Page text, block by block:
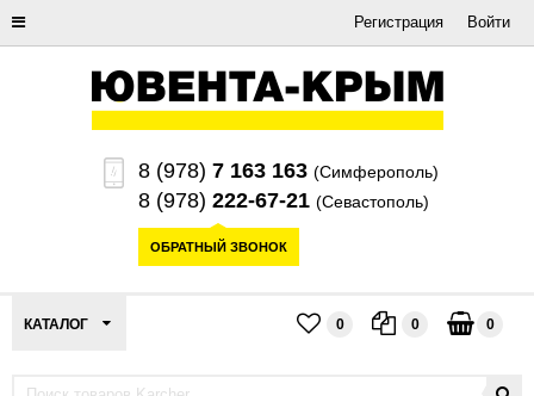
Регистрация Войти
8 (978) 7 163 163 (Симферополь)
8 (978) 222-67-21 (Севастополь)
ОБРАТНЫЙ ЗВОНОК
КАТАЛОГ 0 0 0